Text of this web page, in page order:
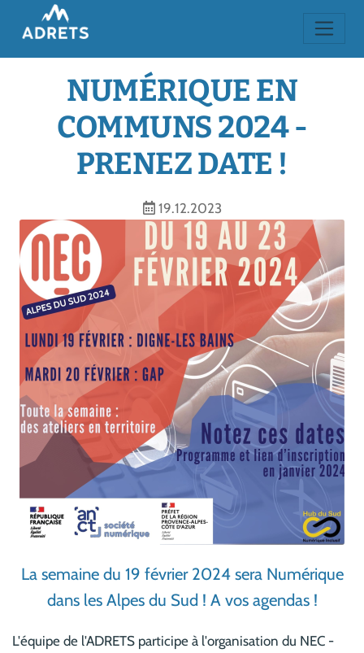
NUMÉRIQUE EN
COMMUNS 2024 -
PRENEZ DATE !
19.12.2023
La semaine du 19 février 2024 sera Numérique
dans les Alpes du Sud ! A vos agendas !
L'équipe de l'ADRETS participe à l'organisation du NEC -